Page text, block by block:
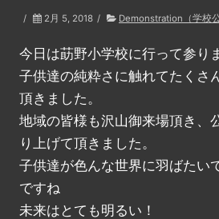
/ 2月 5, 2018 / Demonstration（学校公
今日は莇野小学校に行って参り
子供達の純粋さに触れてたくさ
頂きました。
地域の皆様も沢山御来場頂き、
り上げて頂きました。
子供達が色んな世界に羽ばたい
ですね
未来はとても明るい！